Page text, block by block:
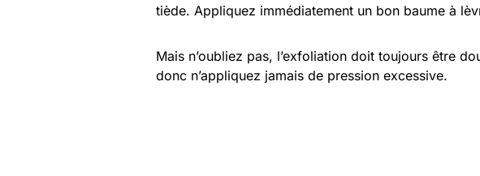
tiède. Appliquez immédiatement un bon baume à
Mais n’oubliez pas, l’exfoliation doit toujours être
donc n’appliquez jamais de pression excessive.